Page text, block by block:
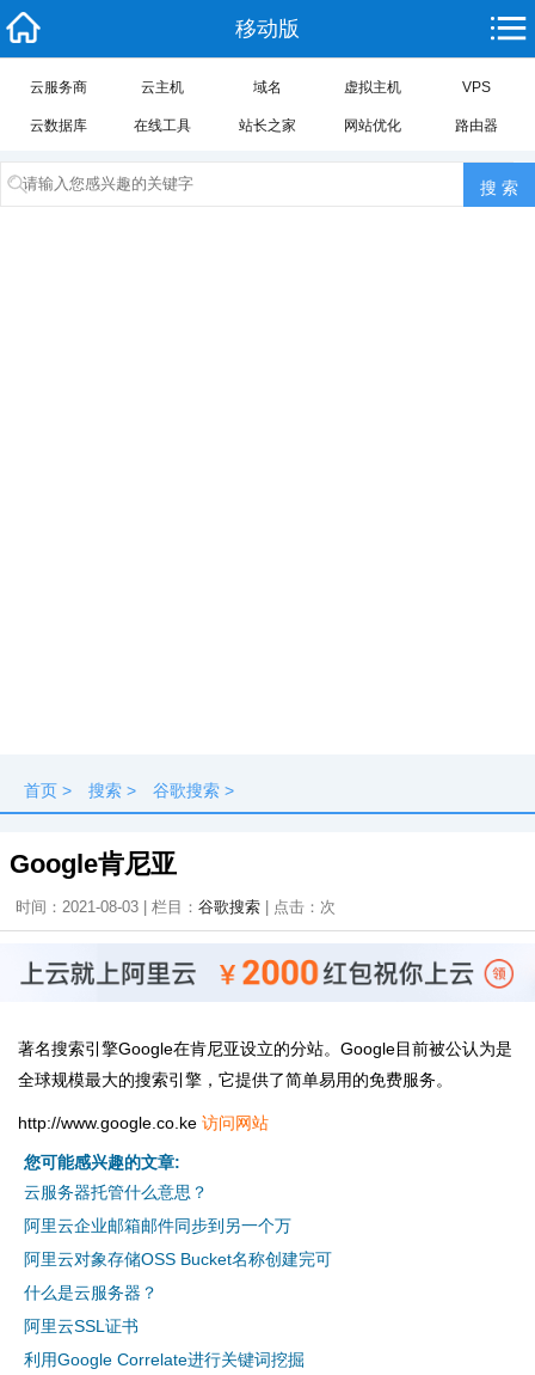
移动版
云服务商 云主机 域名 虚拟主机 VPS
云数据库 在线工具 站长之家 网站优化 路由器
首页 > 搜索 > 谷歌搜索 >
Google肯尼亚
时间：2021-08-03 | 栏目： 谷歌搜索 | 点击： 次
著名搜索引擎Google在肯尼亚设立的分站。Google目前被公认为是
全球规模最大的搜索引擎，它提供了简单易用的免费服务。
http://www.google.co.ke 访问网站
您可能感兴趣的文章:
云服务器托管什么意思？
阿里云企业邮箱邮件同步到另一个万
阿里云对象存储OSS Bucket名称创建完可
什么是云服务器？
阿里云SSL证书
利用Google Correlate进行关键词挖掘